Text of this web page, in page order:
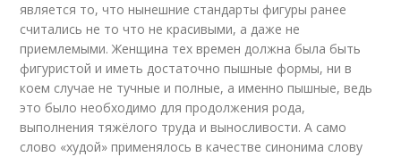
является то, что нынешние стандарты фигуры ранее
считались не то что не красивыми, а даже не
приемлемыми. Женщина тех времен должна была быть
фигуристой и иметь достаточно пышные формы, ни в
коем случае не тучные и полные, а именно пышные, ведь
это было необходимо для продолжения рода,
выполнения тяжёлого труда и выносливости. А само
слово «худой» применялось в качестве синонима слову